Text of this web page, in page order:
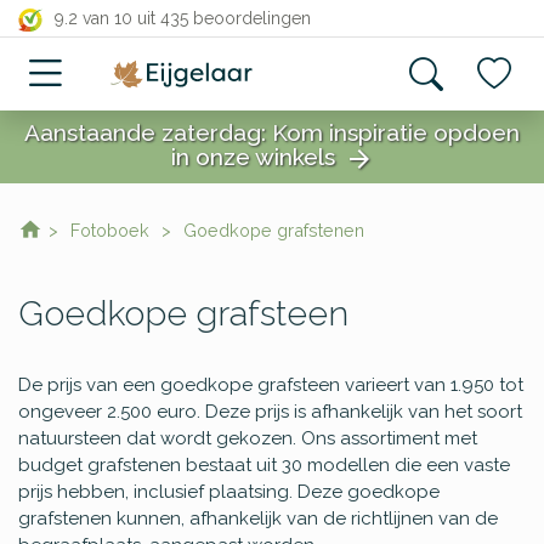
9.2 van 10 uit 435 beoordelingen
close
close
Aanstaande zaterdag: Kom inspiratie opdoen
in onze winkels arrow_forward
Fotoboek Goedkope grafstenen
Goedkope grafsteen
De prijs van een goedkope grafsteen varieert van 1.950 tot
ongeveer 2.500 euro. Deze prijs is afhankelijk van het soort
natuursteen dat wordt gekozen. Ons assortiment met
budget grafstenen bestaat uit 30 modellen die een vaste
prijs hebben, inclusief plaatsing. Deze goedkope
grafstenen kunnen, afhankelijk van de richtlijnen van de
Categorieën
Algemene
graven
Engel
grafmonumenten
Goedkope
Grafmonumenten
Houten
grafmonumenten
Grafsteen
tempels
Cortenstaal